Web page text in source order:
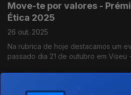
Move-te por valores -
Ética 2025
26 out. 2025
Na rubrica de hoje destacamos um
passado dia 21 de outubro em Viseu
Move-te por valores - Marta